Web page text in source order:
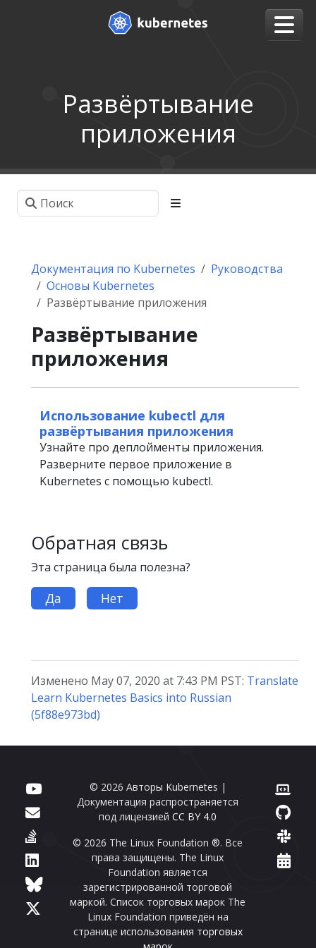
Развёртывание
приложения
Документация по Kubernetes
Руководства
Основы Kubernetes
Развёртывание приложения
Развёртывание
приложения
Использование kubectl для
развёртывания приложения
Узнайте про деплойменты приложения.
Разверните первое приложение в
Kubernetes с помощью kubectl.
Обратная связь
Эта страница была полезна?
Да Нет
Изменено May 07, 2020 at 7:43 PM PST: Translate
Learn Kubernetes Basics into Russian
(5f88e973bd)
© 2026 Авторы Kubernetes |
Документация распространяется
под лицензиейCC BY 4.0
© 2026 The Linux Foundation ®. Все
права защищены. The Linux
Foundation является
зарегистрированной торговой
маркой. Список торговых марок The
Linux Foundation приведён на
странице использования торговых